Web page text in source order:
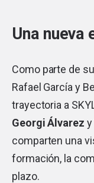
Una nueva
Como parte de
Rafael García y
trayectoria a
Georgi Álvarez y
comparten una
formación, la
plazo.